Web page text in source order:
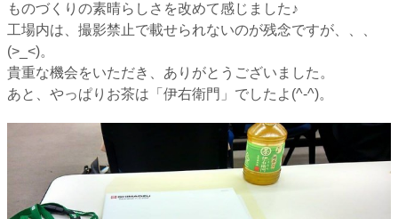
ものづくりの素晴らしさを改めて感じました♪
工場内は、撮影禁止で載せられないのが残念ですが、、、
(>_<)。
貴重な機会をいただき、ありがとうございました。
あと、やっぱりお茶は「伊右衛門」でしたよ(^-^)。